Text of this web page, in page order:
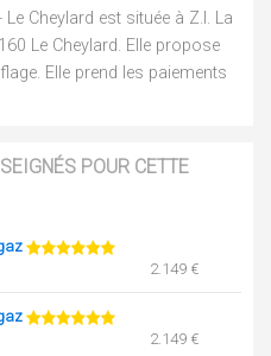
Cheylard est située à Z.I. La
Le Cheylard. Elle propose
Elle prend les paiements
POUR CETTE
2.149 €
2.149 €